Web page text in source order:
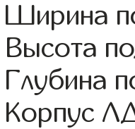
Ширина
Высота
Глубина
Корпус